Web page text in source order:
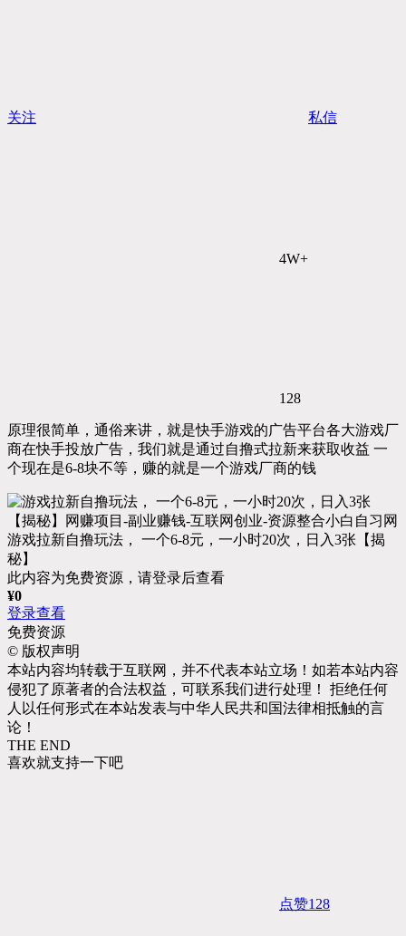
关注 私信
4W+
128
原理很简单，通俗来讲，就是快手游戏的广告平台各大游戏厂
商在快手投放广告，我们就是通过自撸式拉新来获取收益 一
个现在是6-8块不等，赚的就是一个游戏厂商的钱
游戏拉新自撸玩法， 一个6-8元，一小时20次，日入3张【揭
秘】
此内容为免费资源，请登录后查看
¥0
登录查看
免费资源
© 版权声明
本站内容均转载于互联网，并不代表本站立场！如若本站内容
侵犯了原著者的合法权益，可联系我们进行处理！ 拒绝任何
人以任何形式在本站发表与中华人民共和国法律相抵触的言
论！
THE END
喜欢就支持一下吧
点赞128